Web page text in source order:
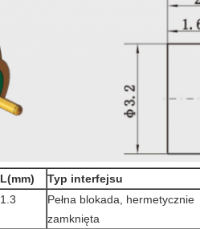
L(mm) Typ interfejsu
1.3
Pełna blokada, hermetycznie
zamknięta